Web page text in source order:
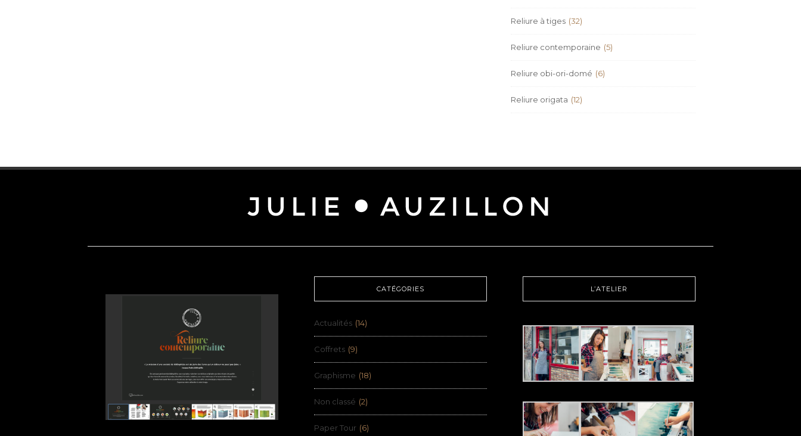
Reliure à tiges (32)
Reliure contemporaine (5)
Reliure obi-ori-domé (6)
Reliure origata (12)
CATÉGORIES
Actualités (14)
Coffrets (9)
Graphisme (18)
Non classé (2)
Paper Tour (6)
L’ATELIER